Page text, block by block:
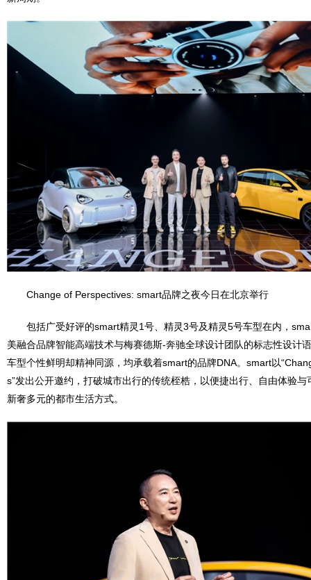
Change of Perspectives: smart品牌之夜今日在北京举行
包括广受好评的smart精灵1号、精灵3号及精灵5号车型在内，
美融合品牌智能高端技术与梅赛德斯-奔驰全球设计团队的标志性设计
车型个性鲜明却精神同源，均承载着smart的品牌DNA。smart以
s”发出公开邀约，打破城市出行的传统桎梏，以便捷出行、自由体验与
新奢多元的都市生活方式。